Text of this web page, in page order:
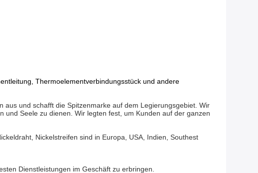
Thermoelementverbindungsstück und andere
aus und schafft die Spitzenmarke auf dem Legierungsgebiet. Wir
Seele zu dienen. Wir legten fest, um Kunden auf der ganzen
Nickelstreifen sind in Europa, USA, Indien, Southest
Dienstleistungen im Geschäft zu erbringen.